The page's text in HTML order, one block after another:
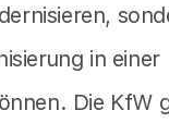
in einer
Die KfW